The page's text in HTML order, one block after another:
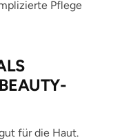
Pflege
für die Haut.